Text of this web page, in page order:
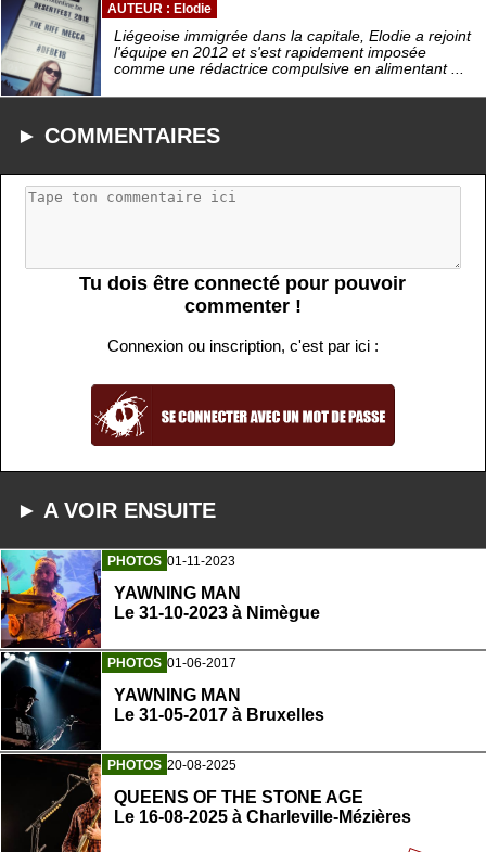
AUTEUR : Elodie
Liégeoise immigrée dans la capitale, Elodie a rejoint
l'équipe en 2012 et s'est rapidement imposée
comme une rédactrice compulsive en alimentant ...
► COMMENTAIRES
Tu dois être connecté pour pouvoir
commenter !
Connexion ou inscription, c'est par ici :
► A VOIR ENSUITE
PHOTOS 01-11-2023
YAWNING MAN
Le 31-10-2023 à Nimègue
PHOTOS 01-06-2017
YAWNING MAN
Le 31-05-2017 à Bruxelles
PHOTOS 20-08-2025
QUEENS OF THE STONE AGE
Le 16-08-2025 à Charleville-Mézières